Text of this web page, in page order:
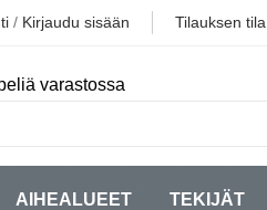
/ Kirjaudu sisään Tilauksen tila
varastossa
AIHEALUEET TEKIJÄT